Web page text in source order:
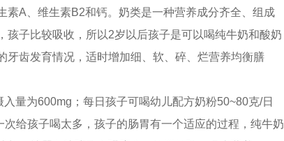
素A、维生素B2和钙。奶类是一种营养成分齐全、组成
孩子比较吸收，所以2岁以后孩子是可以喝纯牛奶和酸奶
牙齿发育情况，适时增加细、软、碎、烂营养均衡膳
量为600mg；每日孩子可喝幼儿配方奶粉50~80克/日
给孩子喝太多，孩子的肠胃有一个适应的过程，纯牛奶